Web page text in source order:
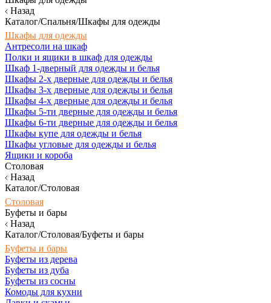
Назад
Каталог/Спальня/Шкафы для одежды
Шкафы для одежды
Антресоли на шкаф
Полки и ящики в шкаф для одежды
Шкаф 1-дверный для одежды и белья
Шкафы 2-х дверные для одежды и белья
Шкафы 3-х дверные для одежды и белья
Шкафы 4-х дверные для одежды и белья
Шкафы 5-ти дверные для одежды и белья
Шкафы 6-ти дверные для одежды и белья
Шкафы купе для одежды и белья
Шкафы угловые для одежды и белья
Ящики и короба
Столовая
Назад
Каталог/Столовая
Столовая
Буфеты и бары
Назад
Каталог/Столовая/Буфеты и бары
Буфеты и бары
Буфеты из дерева
Буфеты из дуба
Буфеты из сосны
Комоды для кухни